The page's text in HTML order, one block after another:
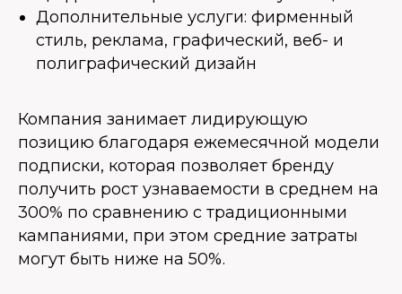
Дополнительные услуги: фирменный
стиль, реклама, графический, веб- и
полиграфический дизайн
Компания занимает лидирующую
позицию благодаря ежемесячной модели
подписки, которая позволяет бренду
получить рост узнаваемости в среднем на
300% по сравнению с традиционными
кампаниями, при этом средние затраты
могут быть ниже на 50%.